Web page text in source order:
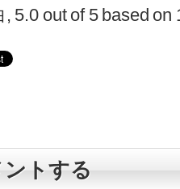
, 5.0 out of 5based on
トする